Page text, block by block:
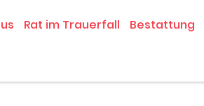
Rat im Trauerfall Bestattung